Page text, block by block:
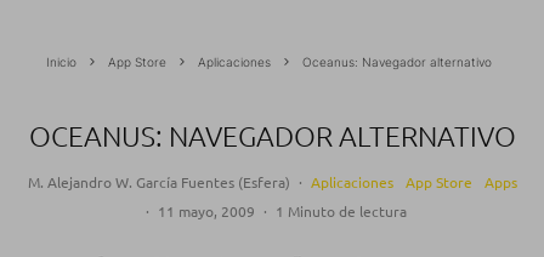
Inicio App Store Aplicaciones Oceanus: Navegador alternativo
OCEANUS: NAVEGADOR ALTERNATIVO
M. Alejandro W. García Fuentes (Esfera) · Aplicaciones App Store
Apps
· 11 mayo, 2009 · 1 Minuto de lectura